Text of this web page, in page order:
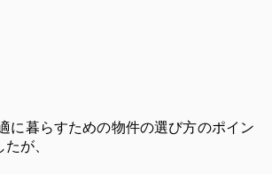
に暮らすための物件の選び方のポイン
が、